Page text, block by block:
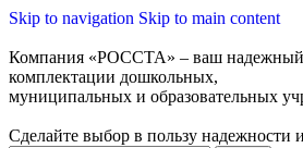
Skip to navigation Skip to main content
Компания «РОССТА» – ваш надежный
комплектации дошкольных,
муниципальных и образовательных
Сделайте выбор в пользу надежности